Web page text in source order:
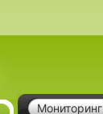
Мониторинг